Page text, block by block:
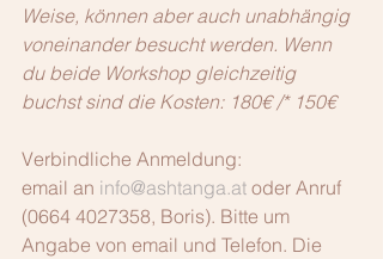
Weise, können aber auch unabhängig
voneinander besucht werden. Wenn
du beide Workshop gleichzeitig
buchst sind die Kosten: 180€ /* 150€
Verbindliche Anmeldung:
email an info@ashtanga.at oder Anruf
(0664 4027358, Boris). Bitte um
Angabe von email und Telefon. Die